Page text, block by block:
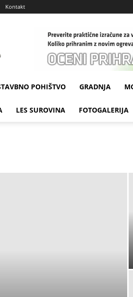
Kontakt
POHIŠTVO GRADNJA
LES SUROVINA FOTOGALERIJA